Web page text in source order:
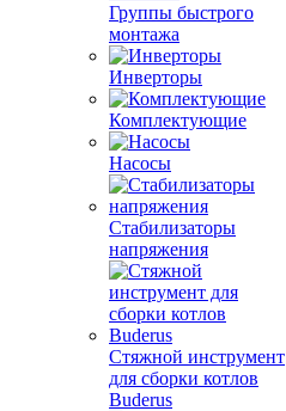
Группы быстрого
монтажа
Инверторы
Комплектующие
Насосы
Стабилизаторы
напряжения
Стяжной инструмент
для сборки котлов
Buderus